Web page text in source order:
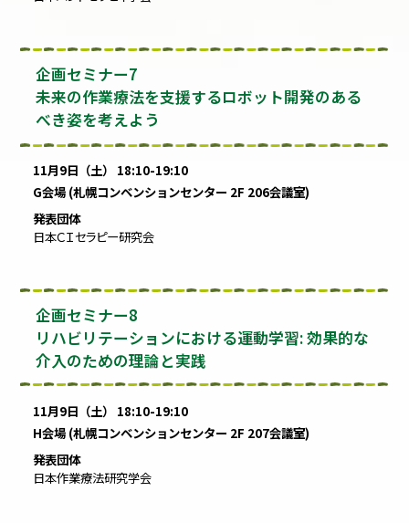
企画セミナー7
未来の作業療法を支援するロボット開発のある
べき姿を考えよう
11月9日（土） 18:10-19:10
G会場 (札幌コンベンションセンター 2F 206会議室)
発表団体
日本ＣＩセラピー研究会
企画セミナー8
リハビリテーションにおける運動学習: 効果的な
介入のための理論と実践
11月9日（土） 18:10-19:10
H会場 (札幌コンベンションセンター 2F 207会議室)
発表団体
日本作業療法研究学会